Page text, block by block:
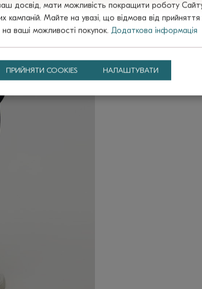
досвід, мати можливість покращити роботу
кампаній. Майте на увазі, що відмова від
на ваші можливості покупок. Додаткова інформація
ПРИЙНЯТИ COOKIES НАЛАШТУВАТИ